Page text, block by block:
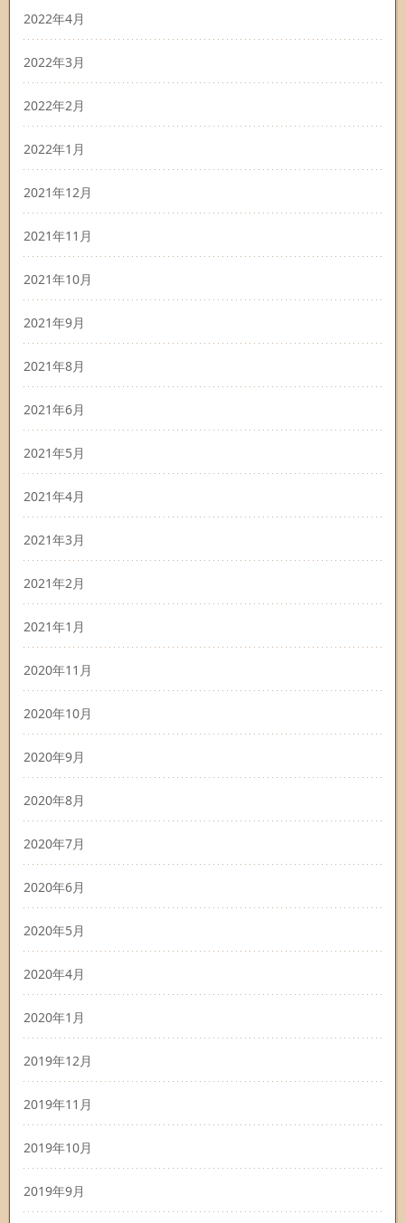
2022年4月
2022年3月
2022年2月
2022年1月
2021年12月
2021年11月
2021年10月
2021年9月
2021年8月
2021年6月
2021年5月
2021年4月
2021年3月
2021年2月
2021年1月
2020年11月
2020年10月
2020年9月
2020年8月
2020年7月
2020年6月
2020年5月
2020年4月
2020年1月
2019年12月
2019年11月
2019年10月
2019年9月